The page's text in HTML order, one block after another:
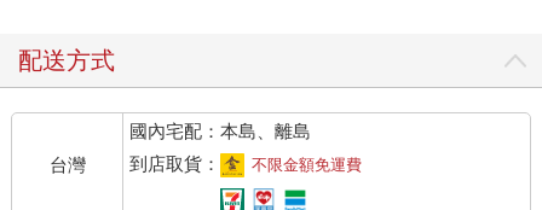
配送方式
台灣
國內宅配：本島、離島
到店取貨：
不限金額免運費